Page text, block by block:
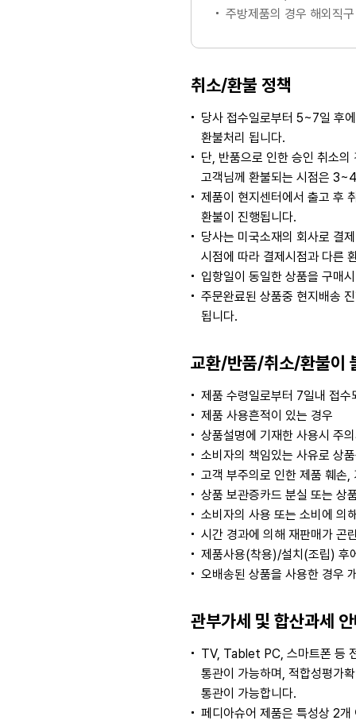
주방제품의 경우 해외직
취소/환불 정책
당사 접수일로부터 5~7일 후
환불처리 됩니다.
단, 반품으로 인한 승인 취소
고객님께 환불되는 시점은
제품이 현지센터에서 출고 후
환불이 진행됩니다.
당사는 미국소재의 회사로 결
시점에 따라 결제시점과 다른
입항일이 동일한 상품을 구매
주문완료된 상품중 현지배송
됩니다.
교환/반품/취소/환불이
제품 수령일로부터 7일내 접
제품 사용흔적이 있는 경우
상품설명에 기재한 사용시 주
소비자의 책임있는 사유로 상
고객 부주의로 인한 제품 훼손
상품 보관증카드 분실 또는 상
소비자의 사용 또는 소비에 의
시간 경과에 의해 재판매가 곤
제품사용(착용)/설치(조립) 후
오배송된 상품을 사용한 경우
관부가세 및 합산과세
TV, Tablet PC, 스마트폰 등
통관이 가능하며, 적합성평가
통관이 가능합니다.
페디아슈어 제품은 특성상 2